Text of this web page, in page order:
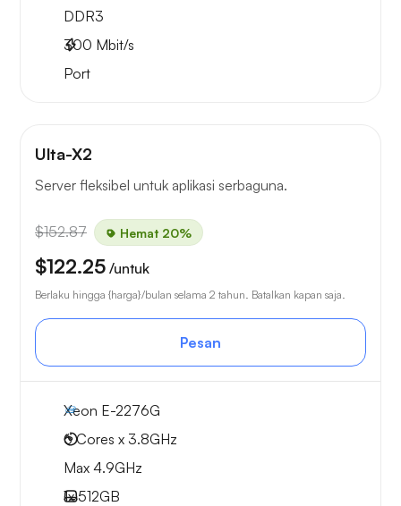
DDR3
300 Mbit/s
Port
Ulta-X2
Server fleksibel untuk aplikasi serbaguna.
$152.87 Hemat 20%
$122.25 /untuk
Berlaku hingga {harga}/bulan selama 2 tahun. Batalkan kapan saja.
Pesan
Xeon E-2276G
6 Cores x 3.8GHz
Max 4.9GHz
1x512GB